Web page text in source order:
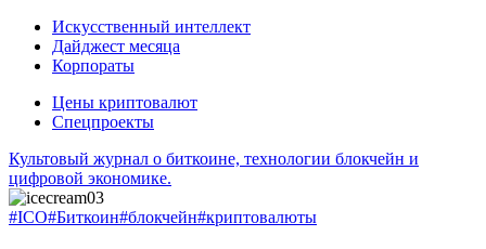
Искусственный интеллект
Дайджест месяца
Корпораты
Цены криптовалют
Спецпроекты
Культовый журнал о биткоине, технологии блокчейн и
цифровой экономике.
#ICO#Биткоин#блокчейн#криптовалюты